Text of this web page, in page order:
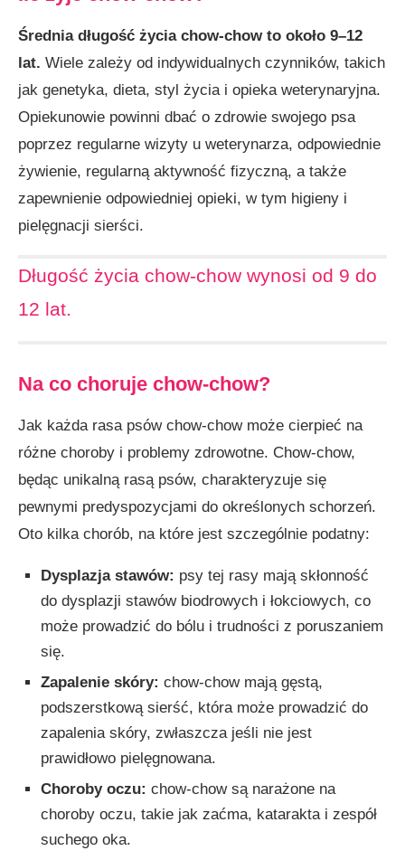
Średnia długość życia chow-chow to około 9–12
lat. Wiele zależy od indywidualnych czynników, takich
jak genetyka, dieta, styl życia i opieka weterynaryjna.
Opiekunowie powinni dbać o zdrowie swojego psa
poprzez regularne wizyty u weterynarza, odpowiednie
żywienie, regularną aktywność fizyczną, a także
zapewnienie odpowiedniej opieki, w tym higieny i
pielęgnacji sierści.
Długość życia chow-chow wynosi od 9 do
12 lat.
Na co choruje chow-chow?
Jak każda rasa psów chow-chow może cierpieć na
różne choroby i problemy zdrowotne. Chow-chow,
będąc unikalną rasą psów, charakteryzuje się
pewnymi predyspozycjami do określonych schorzeń.
Oto kilka chorób, na które jest szczególnie podatny:
Dysplazja stawów: psy tej rasy mają skłonność
do dysplazji stawów biodrowych i łokciowych, co
może prowadzić do bólu i trudności z poruszaniem
się.
Zapalenie skóry: chow-chow mają gęstą,
podszerstkową sierść, która może prowadzić do
zapalenia skóry, zwłaszcza jeśli nie jest
prawidłowo pielęgnowana.
Choroby oczu: chow-chow są narażone na
choroby oczu, takie jak zaćma, katarakta i zespół
suchego oka.